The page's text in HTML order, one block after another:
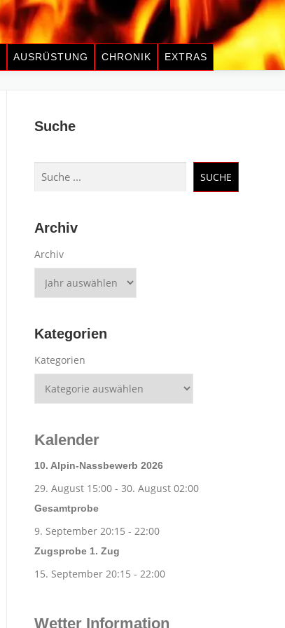
AUSRÜSTUNG CHRONIK EXTRAS
Suche
Suchen
SUCHE
Archiv
Archiv
Kategorien
Kategorien
Kalender
10. Alpin-Nassbewerb 2026
29. August 15:00 - 30. August 02:00
Gesamtprobe
9. September 20:15 - 22:00
Zugsprobe 1. Zug
15. September 20:15 - 22:00
Wetter Information